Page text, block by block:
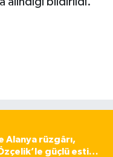
Alanya rüzgârı,
güçlü esti…